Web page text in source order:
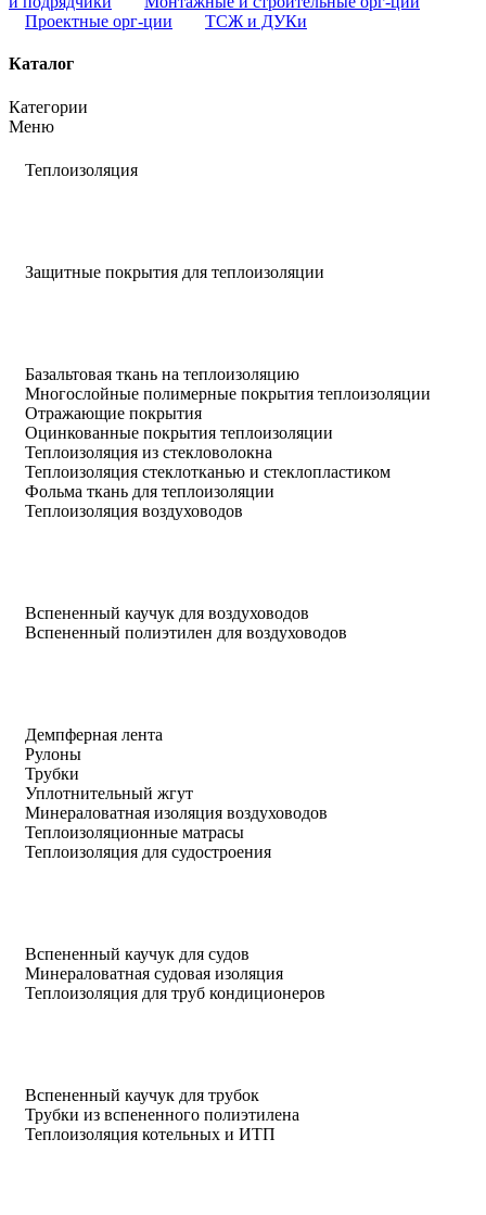
Проектные орг-ции
ТСЖ и ДУКи
Каталог
Категории
Меню
Теплоизоляция
Защитные покрытия для теплоизоляции
Базальтовая ткань на теплоизоляцию
Многослойные полимерные покрытия теплоизоляции
Отражающие покрытия
Оцинкованные покрытия теплоизоляции
Теплоизоляция из стекловолокна
Теплоизоляция стеклотканью и стеклопластиком
Фольма ткань для теплоизоляции
Теплоизоляция воздуховодов
Вспененный каучук для воздуховодов
Вспененный полиэтилен для воздуховодов
Демпферная лента
Рулоны
Трубки
Уплотнительный жгут
Минераловатная изоляция воздуховодов
Теплоизоляционные матрасы
Теплоизоляция для судостроения
Вспененный каучук для судов
Минераловатная судовая изоляция
Теплоизоляция для труб кондиционеров
Вспененный каучук для трубок
Трубки из вспененного полиэтилена
Теплоизоляция котельных и ИТП